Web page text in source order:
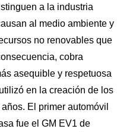
a la industria
al medio ambiente y
no renovables que
cobra
asequible y respetuosa
en la creación de los
El primer automóvil
fue el GM EV1 de